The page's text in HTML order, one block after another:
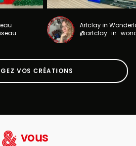
Artclay in
VOS CRÉATIONS
vous